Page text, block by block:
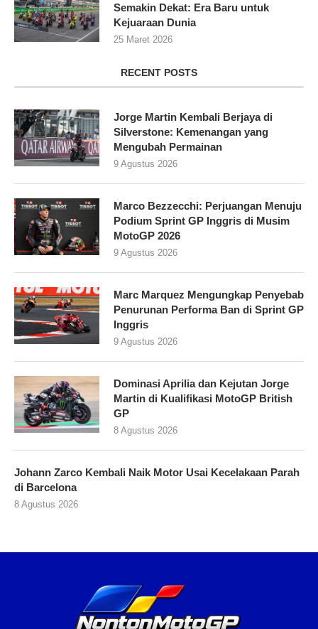
Semakin Dekat: Era Baru untuk
Kejuaraan Dunia
25 Maret 2026
RECENT POSTS
Jorge Martin Kembali Berjaya di
Silverstone: Kemenangan yang
Mengubah Permainan
9 Agustus 2026
Marco Bezzecchi: Perjuangan Menuju
Podium Sprint GP Inggris di Musim
MotoGP 2026
9 Agustus 2026
Marc Marquez Mengungkap Penyebab
Penurunan Performa Ban di Sprint GP
Inggris
9 Agustus 2026
Dominasi Aprilia dan Kejutan Jorge
Martin di Kualifikasi MotoGP British
GP
8 Agustus 2026
Johann Zarco Kembali Naik Motor Usai Kecelakaan Parah
di Barcelona
8 Agustus 2026